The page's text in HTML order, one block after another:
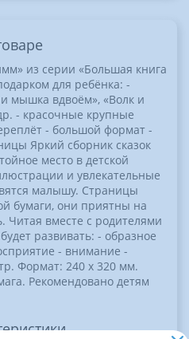
из серии «Большая книга
для ребёнка: -
мышка вдвоём», «Волк и
- красочные крупные
- большой формат -
Яркий сборник сказок
место в детской
и увлекательные
малышу. Страницы
бумаги, они приятны на
Читая вместе с родителями
развивать: - образное
- внимание -
Формат: 240 х 320 мм.
Рекомендовано детям